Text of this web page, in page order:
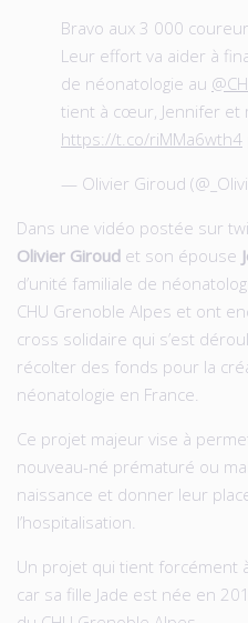
Bravo aux 3 000
Leur effort va aider à
de néonatologie au
tient à cœur, Jennifer et
https://t.co/riMMa6wth4
— Olivier Giroud
Dans une vidéo postée sur
Olivier Giroud et son épouse
d’unité familiale de
CHU Grenoble Alpes et ont
cross solidaire qui s’est
récolter des fonds pour la
néonatologie en France.
Ce projet majeur vise à
nouveau-né prématuré ou
naissance et donner leur
l’hospitalisation.
Un projet qui tient forcément
car sa fille Jade est née en